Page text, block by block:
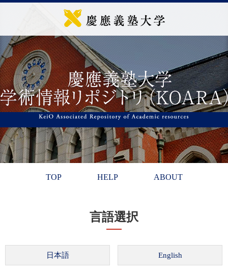
TOP HELP ABOUT
言語選択